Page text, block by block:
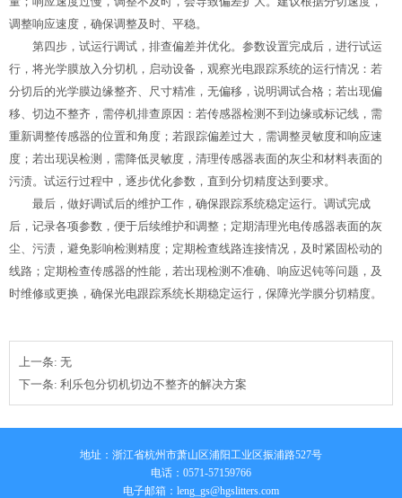
调整响应速度，确保调整及时、平稳。
第四步，试运行调试，排查偏差并优化。参数设置完成后，进行试运
行，将光学膜放入分切机，启动设备，观察光电跟踪系统的运行情况：若
分切后的光学膜边缘整齐、尺寸精准，无偏移，说明调试合格；若出现偏
移、切边不整齐，需停机排查原因：若传感器检测不到边缘或标记线，需
重新调整传感器的位置和角度；若跟踪偏差过大，需调整灵敏度和响应速
度；若出现误检测，需降低灵敏度，清理传感器表面的灰尘和材料表面的
污渍。试运行过程中，逐步优化参数，直到分切精度达到要求。
最后，做好调试后的维护工作，确保跟踪系统稳定运行。调试完成
后，记录各项参数，便于后续维护和调整；定期清理光电传感器表面的灰
尘、污渍，避免影响检测精度；定期检查线路连接情况，及时紧固松动的
线路；定期检查传感器的性能，若出现检测不准确、响应迟钝等问题，及
时维修或更换，确保光电跟踪系统长期稳定运行，保障光学膜分切精度。
上一条: 无
下一条: 利乐包分切机切边不整齐的解决方案
地址：浙江省杭州市萧山区浦阳工业区振浦路527号
电话：0571-57159766
电子邮箱： leng_gs@hgslitters.com